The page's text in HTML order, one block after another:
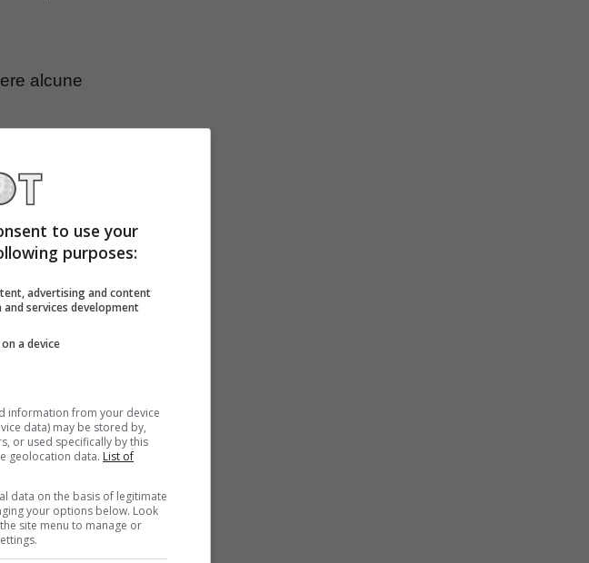
alcune
il posto
di Red
e fan n.1 del
in Red Bull a
to use your
purposes:
advertising and content
services development
a device
information from your device
data) may be stored by,
or used specifically by this
geolocation data. List of
data on the basis of legitimate
your options below. Look
site menu to manage or